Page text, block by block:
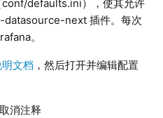
# 需要修改
defaults.ini），使其允许
datasource-next 插件。每次
。
文档 ，然后打开并编辑配置
消注释